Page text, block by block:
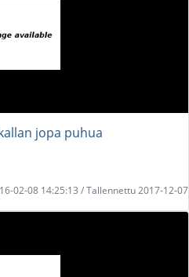
jopa puhua
02-08 14:25:13 / Tallennettu 2017-12-07